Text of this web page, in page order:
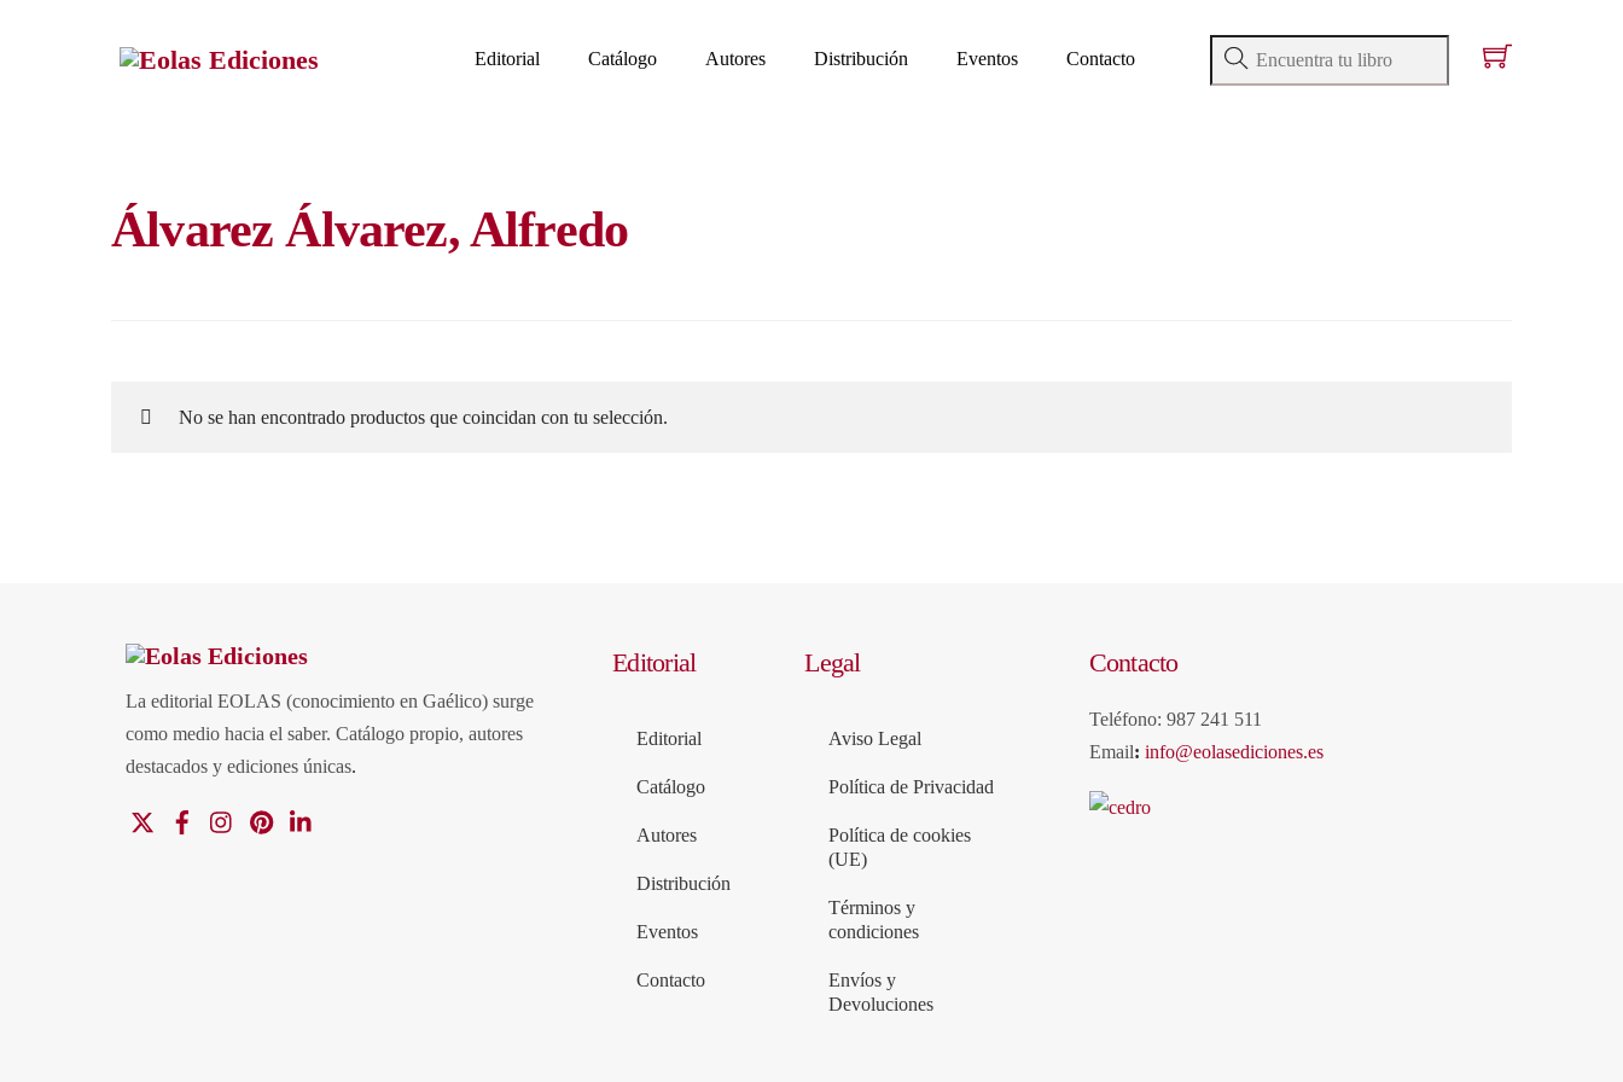
Editorial Catálogo Autores Distribución Eventos Contacto
Álvarez Álvarez, Alfredo
No se han encontrado productos que coincidan con tu selección.
La editorial EOLAS (conocimiento en Gaélico) surge
como medio hacia el saber. Catálogo propio, autores
destacados y ediciones únicas.
FacebookInstagramPinterest
Editorial
Editorial
Catálogo
Autores
Distribución
Eventos
Contacto
Legal
Aviso Legal
Política de Privacidad
Política de cookies
(UE)
Términos y
condiciones
Envíos y
Devoluciones
Contacto
Teléfono: 987 241 511
Email: info@eolasediciones.es